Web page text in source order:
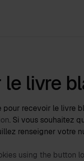
livre
recevoir le livre
. Si vous souhaitez
renseigner votre
using the button